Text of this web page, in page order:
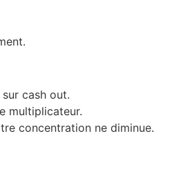
cash out.
multiplicateur.
concentration ne diminue.